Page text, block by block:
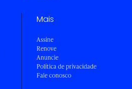
Mais
Assine
Renove
Anuncie
Política de privacidade
Fale conosco